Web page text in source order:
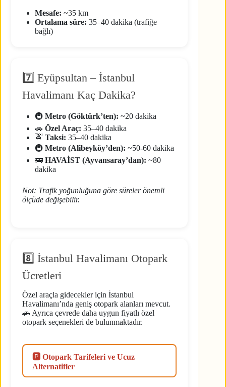
Mesafe: ~35 km
Ortalama süre: 35–40 dakika (trafiğe
bağlı)
7️⃣ Eyüpsultan – İstanbul
Havalimanı Kaç Dakika?
🚇 Metro (Göktürk’ten): ~20 dakika
🚗 Özel Araç: 35–40 dakika
🚖 Taksi: 35–40 dakika
🚇 Metro (Alibeyköy’den): ~50-60 dakika
🚌 HAVAİST (Ayvansaray’dan): ~80
dakika
Not: Trafik yoğunluğuna göre süreler önemli
ölçüde değişebilir.
8️⃣ İstanbul Havalimanı Otopark
Ücretleri
Özel araçla gidecekler için İstanbul
Havalimanı’nda geniş otopark alanları mevcut.
🚗 Ayrıca çevrede daha uygun fiyatlı özel
otopark seçenekleri de bulunmaktadır.
🅿️ Otopark Tarifeleri ve Ucuz
Alternatifler